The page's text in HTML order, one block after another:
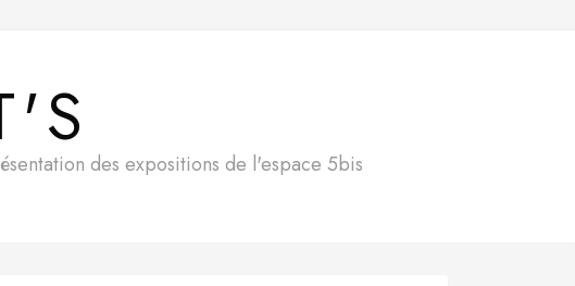
des expositions de l'espace 5bis